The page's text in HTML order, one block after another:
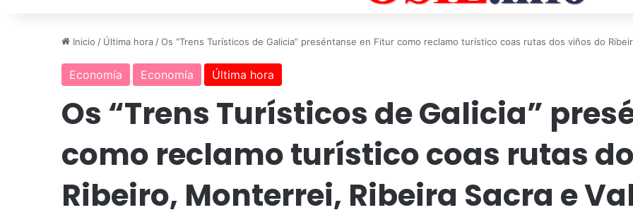
Inicio / Última hora /Os “Trens Turísticos de Galicia” preséntanse en Fitur como reclamo turístico coas rutas dos viños do
Economía Economía Última hora
Os “Trens Turísticos de Galicia”
como reclamo turístico coas rutas
Ribeiro, Monterrei, Ribeira Sacra e